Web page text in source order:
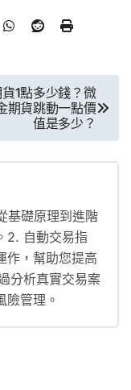
1點多少錢？微
期貨跳動一點價
值是多少？
基礎原理到進階
2. 自動交易指
作，幫助您提高
分析真實交易案
險管理。